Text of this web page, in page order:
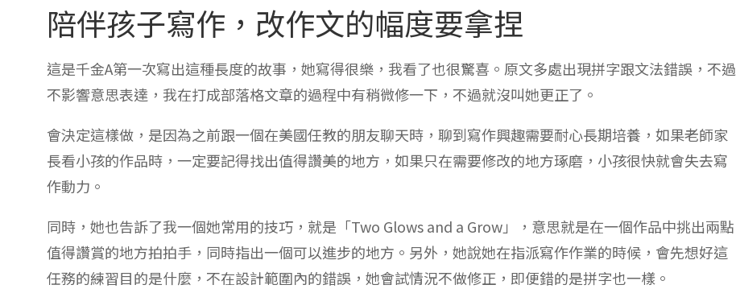
陪伴孩子寫作，改作文的幅度要拿捏
這是千金A第一次寫出這種長度的故事，她寫得很樂，我看了也很驚喜。原文多處出現拼字跟文法錯誤，不過
不影響意思表達，我在打成部落格文章的過程中有稍微修一下，不過就沒叫她更正了。
會決定這樣做，是因為之前跟一個在美國任教的朋友聊天時，聊到寫作興趣需要耐心長期培養，如果老師家
長看小孩的作品時，一定要記得找出值得讚美的地方，如果只在需要修改的地方琢磨，小孩很快就會失去寫
作動力。
同時，她也告訴了我一個她常用的技巧，就是「Two Glows and a Grow」，意思就是在一個作品中挑出兩點
值得讚賞的地方拍拍手，同時指出一個可以進步的地方。另外，她說她在指派寫作作業的時候，會先想好這
任務的練習目的是什麼，不在設計範圍內的錯誤，她會試情況不做修正，即便錯的是拼字也一樣。